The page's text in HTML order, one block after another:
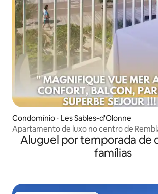
Condomínio ⋅ Les Sables-d'Olonne
Apartamento de luxo no centro de
deslumbrante para o mar
Aluguel por temporada de
famílias